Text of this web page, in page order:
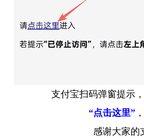
支付宝扫码弹窗提示
“点击这里”
感谢大家的